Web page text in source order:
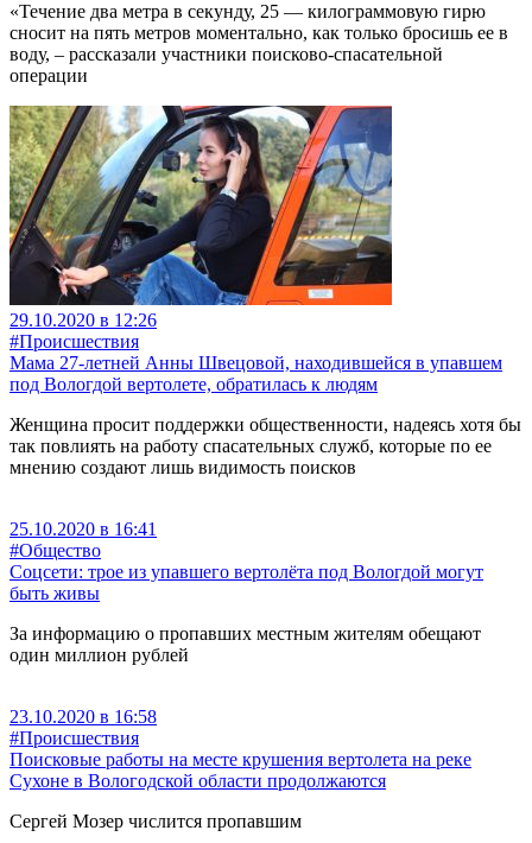
«Течение два метра в секунду, 25 — килограммовую гирю
сносит на пять метров моментально, как только бросишь ее в
воду, – рассказали участники поисково-спасательной
операции
29.10.2020 в 12:26
#Происшествия
Мама 27-летней Анны Швецовой, находившейся в упавшем
под Вологдой вертолете, обратилась к людям
Женщина просит поддержки общественности, надеясь хотя бы
так повлиять на работу спасательных служб, которые по ее
мнению создают лишь видимость поисков
25.10.2020 в 16:41
#Общество
Соцсети: трое из упавшего вертолёта под Вологдой могут
быть живы
За информацию о пропавших местным жителям обещают
один миллион рублей
23.10.2020 в 16:58
#Происшествия
Поисковые работы на месте крушения вертолета на реке
Сухоне в Вологодской области продолжаются
Сергей Мозер числится пропавшим